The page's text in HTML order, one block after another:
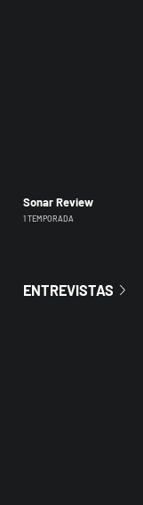
Sonar Review
1 TEMPORADA
ENTREVISTAS